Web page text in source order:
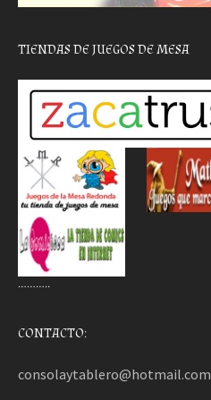
TIENDAS DE JUEGOS DE MESA
………..
CONTACTO:
consolaytablero@hotmail.com